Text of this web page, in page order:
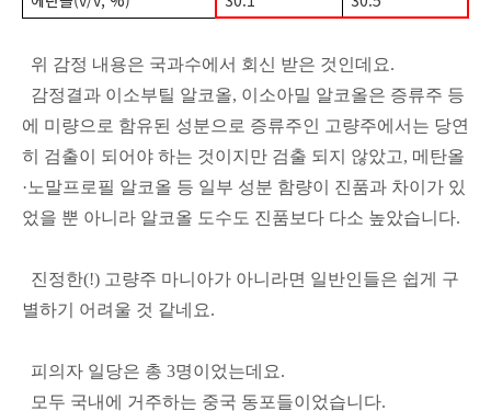
위 감정 내용은 국과수에서 회신 받은 것인데요.
감정결과 이소부틸 알코올, 이소아밀 알코올은 증류주 등
에 미량으로 함유된 성분으로 증류주인 고량주에서는 당연
히 검출이 되어야 하는 것이지만 검출 되지 않았고, 메탄올
·노말프로필 알코올 등 일부 성분 함량이 진품과 차이가 있
었을 뿐 아니라 알코올 도수도 진품보다 다소 높았습니다.
진정한(!) 고량주 마니아가 아니라면 일반인들은 쉽게 구
별하기 어려울 것 같네요.
피의자 일당은 총 3명이었는데요.
모두 국내에 거주하는 중국 동포들이었습니다.